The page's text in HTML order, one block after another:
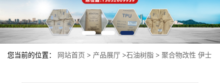
您当前的位置： 网站首页 > 产品展厅 >石油树脂 > 聚合物改性 伊士